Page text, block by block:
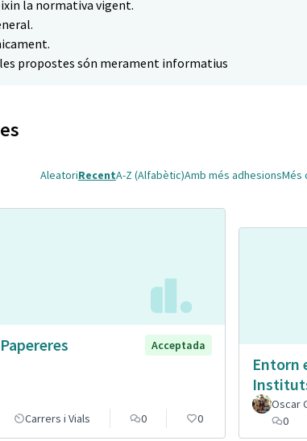
la normativa vigent.
propostes són merament informatius
AleatoriRecentA-Z (Alfabètic)Amb més adhesionsMés
Acceptada
Carrers i Vials 0 0
Entorn
Oscar
0